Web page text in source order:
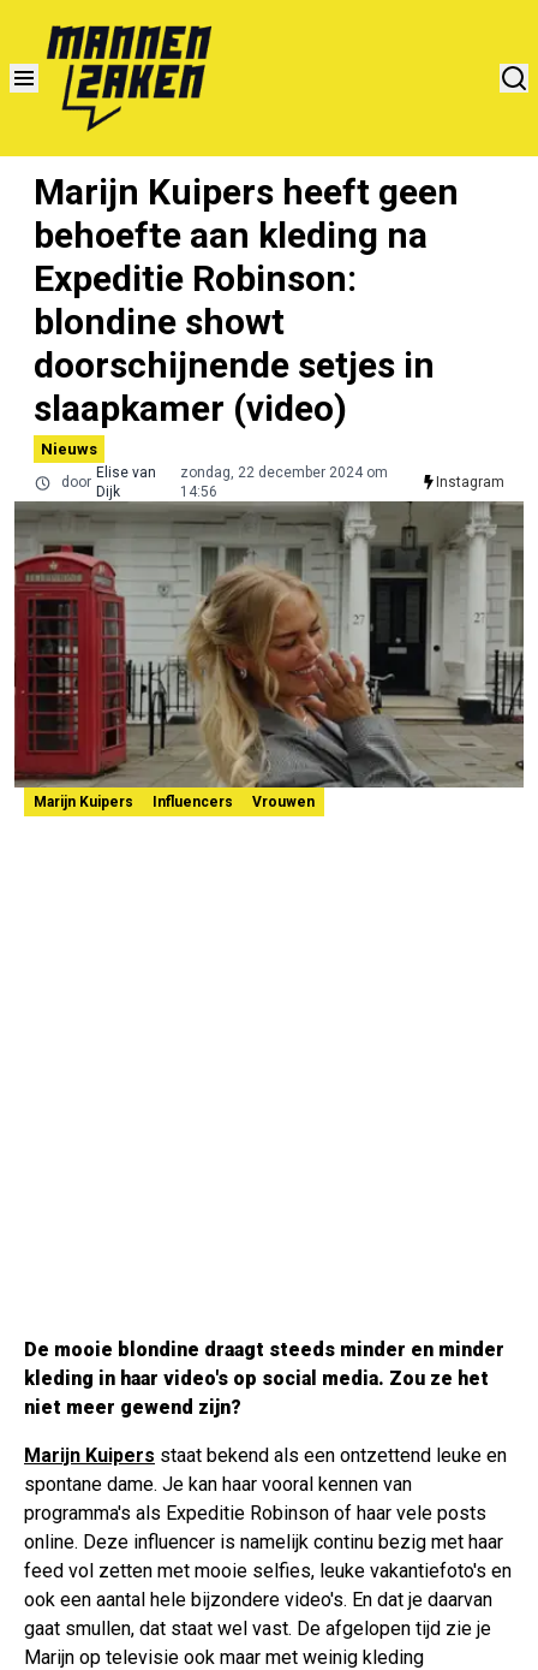
Marijn Kuipers heeft geen
behoefte aan kleding na
Expeditie Robinson:
blondine showt
doorschijnende setjes in
slaapkamer (video)
Nieuws
door
Elise van
Dijk
zondag, 22 december 2024 om
14:56
Instagram
Marijn Kuipers Influencers Vrouwen
De mooie blondine draagt steeds minder en minder
kleding in haar video's op social media. Zou ze het
niet meer gewend zijn?
Marijn Kuipers staat bekend als een ontzettend leuke en
spontane dame. Je kan haar vooral kennen van
programma's als Expeditie Robinson of haar vele posts
online. Deze influencer is namelijk continu bezig met haar
feed vol zetten met mooie selfies, leuke vakantiefoto's en
ook een aantal hele bijzondere video's. En dat je daarvan
gaat smullen, dat staat wel vast. De afgelopen tijd zie je
Marijn op televisie ook maar met weinig kleding